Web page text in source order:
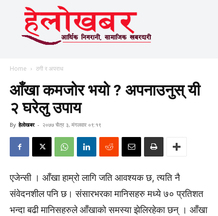
Home ठगी र अपराध
आँखा कमजोर भयो ? अपनाउनुस् यी
२ घरेलु उपाय
By हेलाेखबर - २०७७ चैत्र ३, मंगलवार ०९:१९
एजेन्सी । आँखा हाम्रो लागि जति आवश्यक छ, त्यति नै
संवेदनशील पनि छ। संसारभरका मानिसहरु मध्ये ७० प्रतिशत
भन्दा बढी मानिसहरुले आँखाको समस्या झेलिरहेका छन् । आँखा